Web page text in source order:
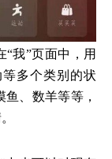
我”页面中，用
多个类别的状
、数羊等等，